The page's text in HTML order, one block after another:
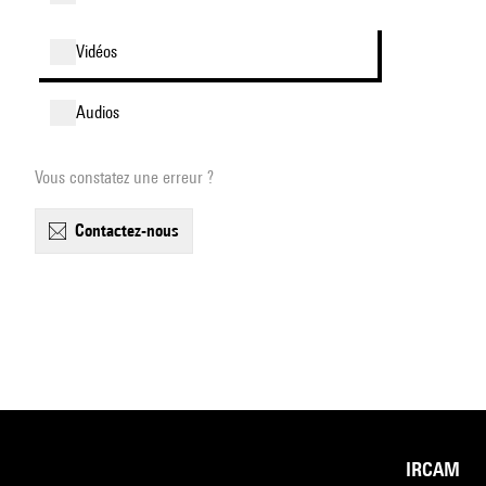
vidéos
audios
Vous constatez une erreur ?
contactez-nous
IRCAM